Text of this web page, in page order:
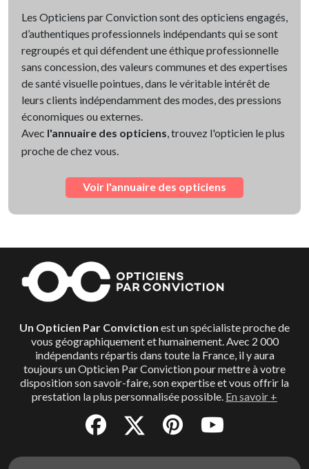
Les Opticiens par Conviction sont des opticiens engagés,
d’authentiques professionnels indépendants qui se sont
regroupés et qui défendent une éthique professionnelle
sans concession, des valeurs communes et des expertises
de santé visuelle pointues, dans le véritable intérêt de
leurs clients indépendamment des modes, des pressions
économiques ou externes.
Avec l'annuaire des opticiens , trouvez l'opticien le plus
proche de chez vous.
Voir l'annuaire des opticiens
Un Opticien Par Conviction est un spécialiste proche de
vous géographiquement et humainement. Avec 2 000
indépendants répartis dans toute la France, il y aura
toujours un Opticien Par Conviction pour mettre à votre
disposition son savoir-faire, son expertise et vous offrir la
prestation la plus personnalisée possible. En savoir +